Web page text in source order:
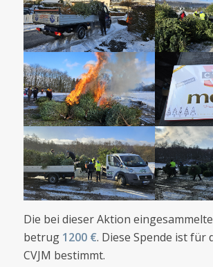
Die bei dieser Aktion
betrug 1200 €. Diese Spende ist für
CVJM bestimmt.